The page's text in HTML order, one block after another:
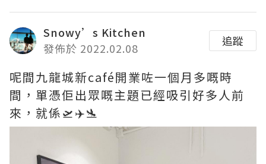
Snowy’s Kitchen
發佈於 2022.02.08
追蹤
呢間九龍城新café開業咗一個月多嘅時
間，單憑佢出眾嘅主題已經吸引好多人前
來，就係🛫✈️🛬